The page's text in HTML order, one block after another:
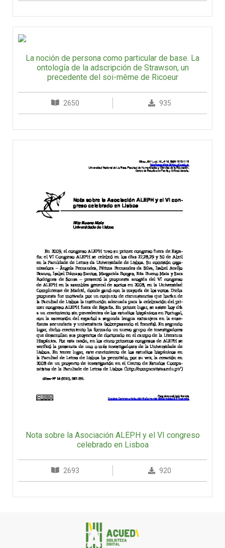
La noción de persona como particular de base. La
ontología de la adscripción de Strawson, un
precedente del soi-même de Ricoeur
2650 935
Nota sobre la Asociación ALEPH y el VI congreso
celebrado en Lisboa
2693 920